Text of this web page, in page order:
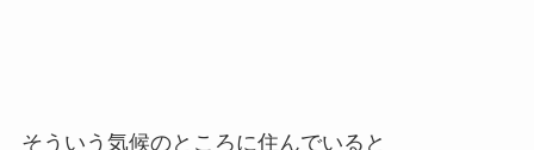
そういう気候のところに住んでいると